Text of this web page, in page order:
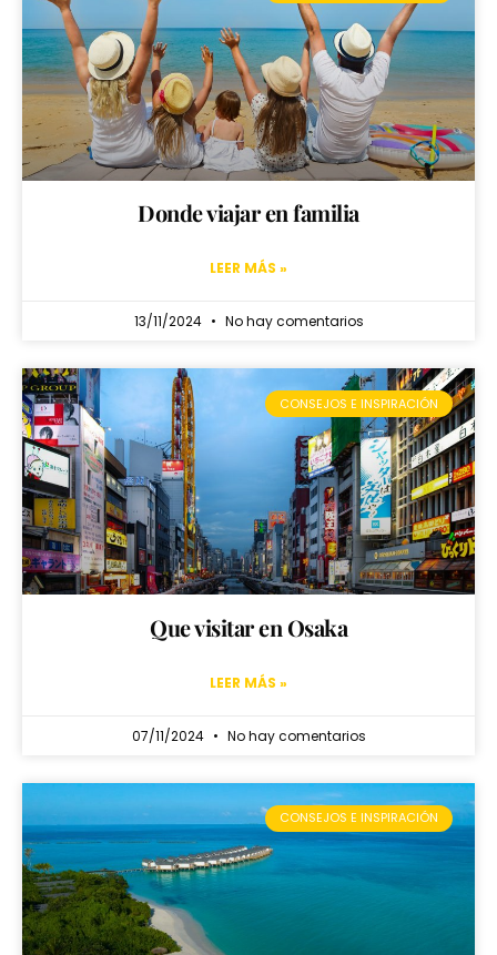
Donde viajar en familia
LEER MÁS »
13/11/2024 No hay comentarios
CONSEJOS E INSPIRACIÓN
Que visitar en Osaka
LEER MÁS »
07/11/2024 No hay comentarios
CONSEJOS E INSPIRACIÓN